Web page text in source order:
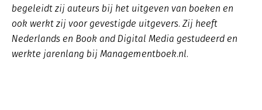
begeleidt zij auteurs bij het uitgeven van boeken en
ook werkt zij voor gevestigde uitgevers. Zij heeft
Nederlands en Book and Digital Media gestudeerd en
werkte jarenlang bij Managementboek.nl.